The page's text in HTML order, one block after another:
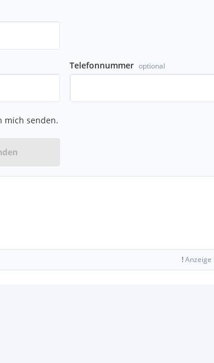
Telefonnummer optional
mich senden.
!Anzeige